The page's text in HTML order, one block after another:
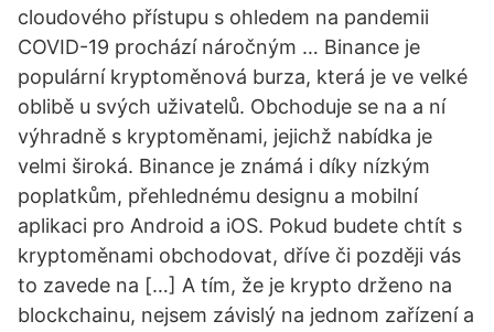
cloudového přístupu s ohledem na pandemii
COVID-19 prochází náročným … Binance je
populární kryptoměnová burza, která je ve velké
oblibě u svých uživatelů. Obchoduje se na a ní
výhradně s kryptoměnami, jejichž nabídka je
velmi široká. Binance je známá i díky nízkým
poplatkům, přehlednému designu a mobilní
aplikaci pro Android a iOS. Pokud budete chtít s
kryptoměnami obchodovat, dříve či později vás
to zavede na […] A tím, že je krypto drženo na
blockchainu, nejsem závislý na jednom zařízení a